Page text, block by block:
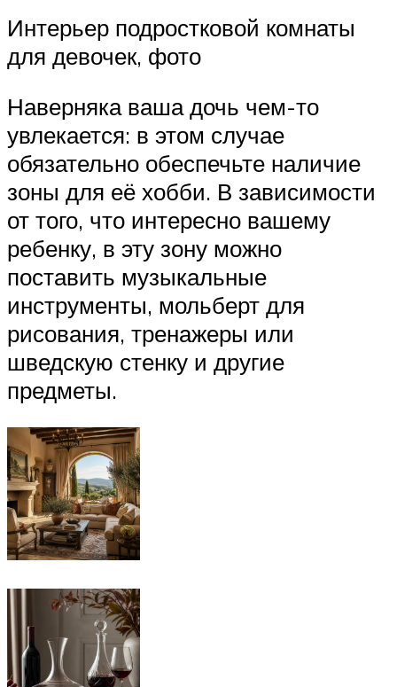
Интерьер подростковой комнаты
для девочек, фото
Наверняка ваша дочь чем-то
увлекается: в этом случае
обязательно обеспечьте наличие
зоны для её хобби. В зависимости
от того, что интересно вашему
ребенку, в эту зону можно
поставить музыкальные
инструменты, мольберт для
рисования, тренажеры или
шведскую стенку и другие
предметы.